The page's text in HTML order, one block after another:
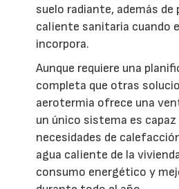
suelo radiante, además de
caliente sanitaria cuando
incorpora.
Aunque requiere una
completa que otras
aerotermia ofrece una
un único sistema es capaz
necesidades de
agua caliente de la
consumo energético y